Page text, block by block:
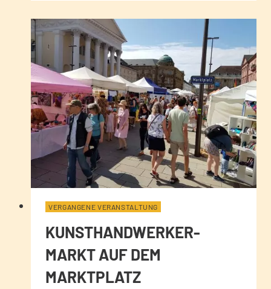
VERGANGENE VERANSTALTUNG
KUNSTHANDWERKER-
MARKT AUF DEM
MARKTPLATZ